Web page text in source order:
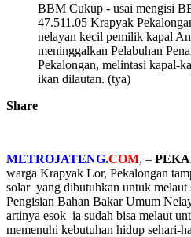
BBM Cukup - usai mengisi
47.511.05 Krapyak
nelayan kecil pemilik kapal
meninggalkan Pelabuhan
Pekalongan, melintasi kapal-
ikan dilautan. (tya)
Share
METROJATENG.COM, –
warga Krapyak Lor, Pekalongan
solar yang dibutuhkan untuk melaut
Pengisian Bahan Bakar Umum
artinya esok ia sudah bisa melaut
memenuhi kebutuhan hidup sehari-